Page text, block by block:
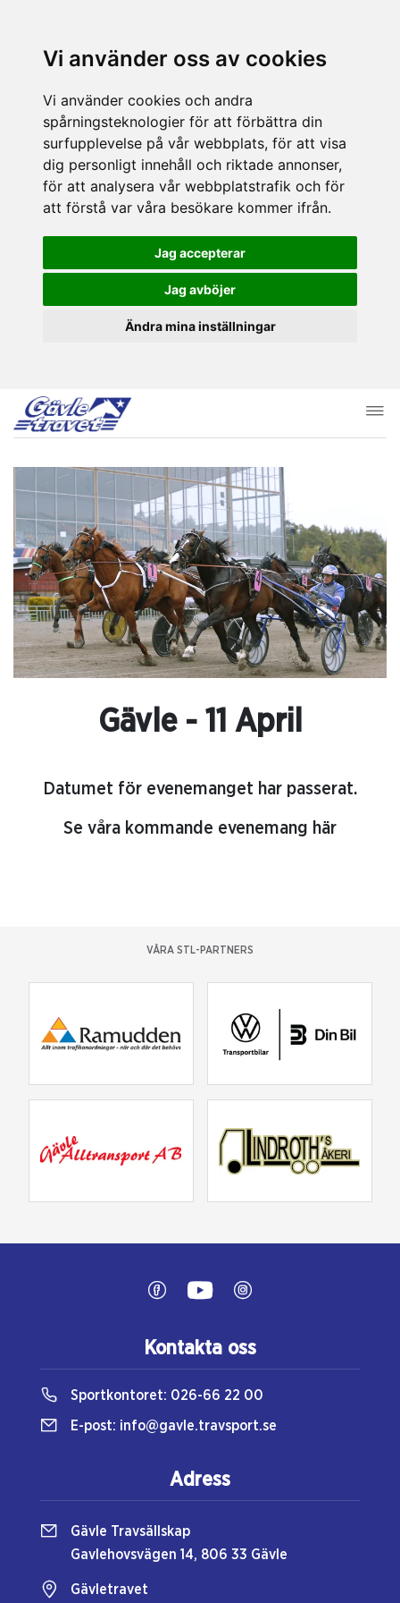
Vi använder oss av cookies
Vi använder cookies och andra
spårningsteknologier för att förbättra din
surfupplevelse på vår webbplats, för att visa
dig personligt innehåll och riktade annonser,
för att analysera vår webbplatstrafik och för
att förstå var våra besökare kommer ifrån.
Jag accepterar
Jag avböjer
Ändra mina inställningar
Gävle - 11 April
Datumet för evenemanget har passerat.
Se våra kommande evenemang här
VÅRA STL-PARTNERS
Kontakta oss
Sportkontoret: 026-66 22 00
E-post: info@gavle.travsport.se
Adress
Gävle Travsällskap
Gavlehovsvägen 14, 806 33 Gävle
Gävletravet